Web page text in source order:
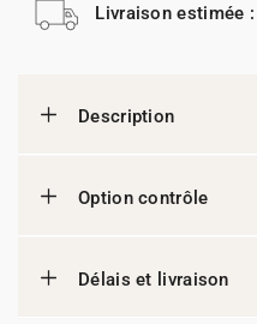
Livraison estimée
Description
Option contrôle
Délais et livraison